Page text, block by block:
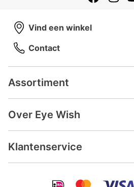
Assortiment
Over Eye Wish
Klantenservice
Vind een winkel
Contact